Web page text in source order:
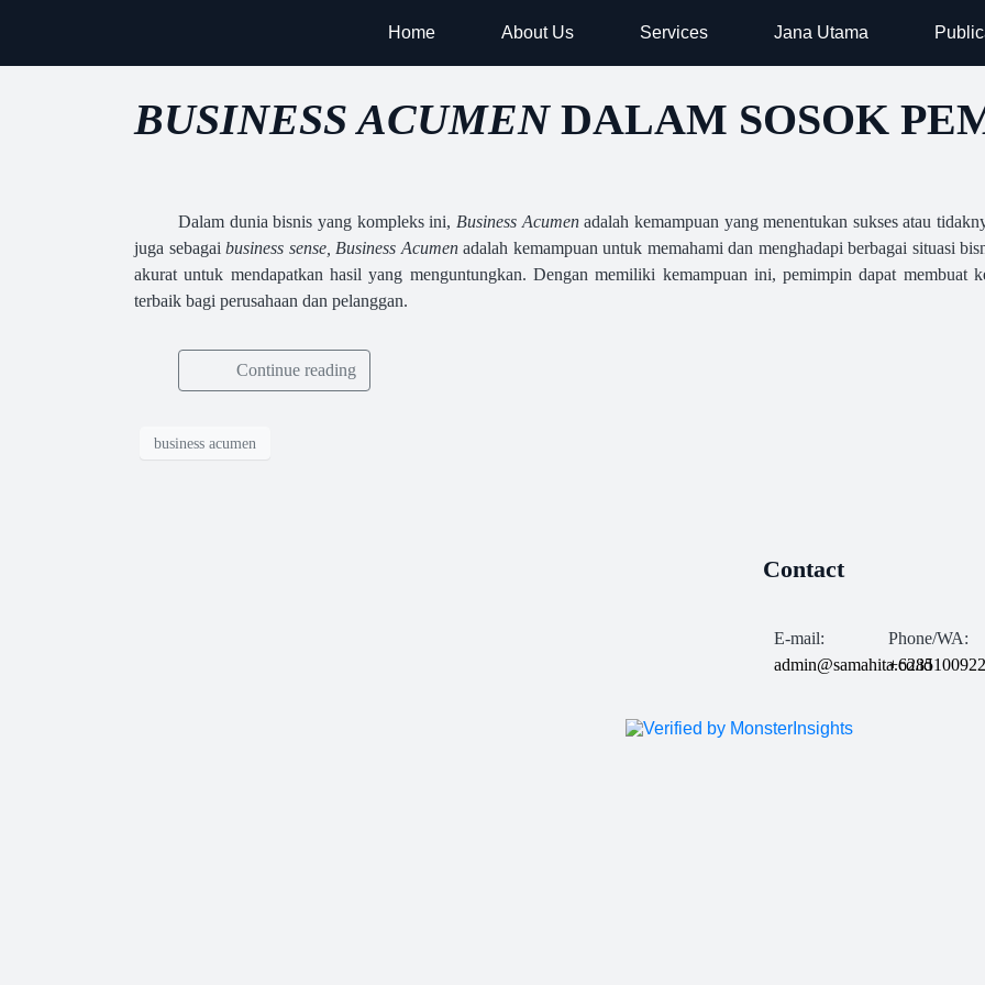
Home About Us Services Jana Utama
BUSINESS ACUMENDALAM SOSOK
Dalam dunia bisnis yang kompleks ini, Business Acumenadalah kemampuan yang menentukan sukses atau
juga sebagaibusiness sense, Business Acumenadalah kemampuan untuk memahami dan menghadapi berbagai situasi
akurat untuk mendapatkan hasil yang menguntungkan. Dengan memiliki kemampuan ini, pemimpin dapat membuat
terbaik bagi perusahaan dan pelanggan.
Continue reading
business acumen
Contact
E-mail:
admin@samahita.co.id
Phone/WA: